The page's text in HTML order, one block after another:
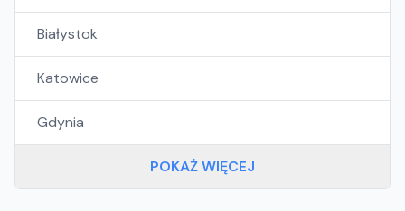
Białystok
Katowice
Gdynia
POKAŻ WIĘCEJ